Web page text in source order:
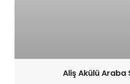
Aliş Akülü Araba